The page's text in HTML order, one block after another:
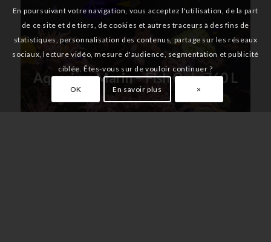
Aquarium Marin – Fish Only 760 L
En poursuivant votre navigation, vous acceptez l'utilisation, de la part
de ce site et de tiers, de cookies et autres traceurs à des fins de
statistiques, personnalisation des contenus, partage sur les réseaux
sociaux, lecture vidéo, mesure d'audience, segmentation et publicité
ciblée. Êtes-vous sur de vouloir continuer ?
OK En savoir plus ×